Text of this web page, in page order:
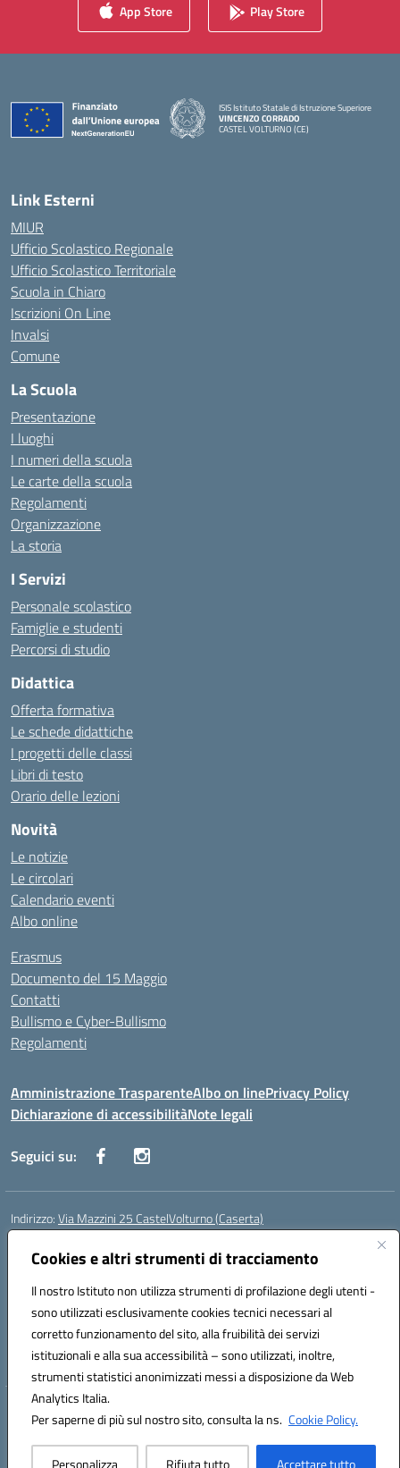
Cookies e altri strumenti di tracciamento
Il nostro Istituto non utilizza strumenti di profilazione degli utenti -
sono utilizzati esclusivamente cookies tecnici necessari al
corretto funzionamento del sito, alla fruibilità dei servizi
istituzionali e alla sua accessibilità – sono utilizzati, inoltre,
strumenti statistici anonimizzati messi a disposizione da Web
Analytics Italia.
Per saperne di più sul nostro sito, consulta la ns. Cookie Policy.
Personalizza Rifiuta tutto Accettare tutto
App Store Play Store
ISIS Istituto Statale di Istruzione Superiore
VINCENZO CORRADO
CASTEL VOLTURNO (CE)
Link Esterni
MIUR
Ufficio Scolastico Regionale
Ufficio Scolastico Territoriale
Scuola in Chiaro
Iscrizioni On Line
Invalsi
Comune
La Scuola
Presentazione
I luoghi
I numeri della scuola
Le carte della scuola
Regolamenti
Organizzazione
La storia
I Servizi
Personale scolastico
Famiglie e studenti
Percorsi di studio
Didattica
Offerta formativa
Le schede didattiche
I progetti delle classi
Libri di testo
Orario delle lezioni
Novità
Le notizie
Le circolari
Calendario eventi
Albo online
Erasmus
Documento del 15 Maggio
Contatti
Bullismo e Cyber-Bullismo
Regolamenti
Amministrazione TrasparenteAlbo on linePrivacy Policy
Dichiarazione di accessibilitàNote legali
Seguici su:
Indirizzo:Via Mazzini 25 CastelVolturno (Caserta)
Centralino:
Posta elettronica certificata (PEC):ceis014005@pec.istruzione.it
Codice fiscale: 93063510619
Codice meccanografico:CEIS014005
Codice Indice delle Pubbliche Amministrazioni (IPA): istsc_ceis014005
Codice unico di fatturazione (CUF): UOU8EW
Hosting & Powered by 3D Solution S.r.l.
Concept & Design by Designers Italia